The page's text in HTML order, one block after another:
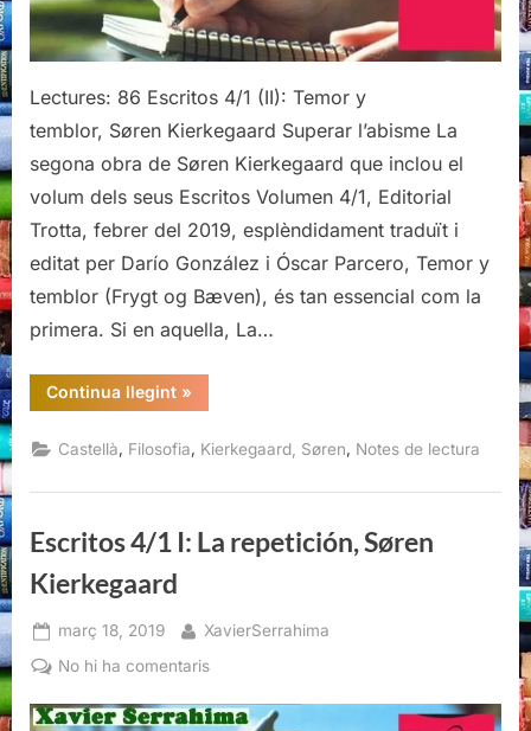
temblor,
Søren
Kierkegaard
Lectures: 86 Escritos 4/1 (II): Temor y
temblor, Søren Kierkegaard Superar l’abisme La
segona obra de Søren Kierkegaard que inclou el
volum dels seus Escritos Volumen 4/1, Editorial
Trotta, febrer del 2019, esplèndidament traduït i
editat per Darío González i Óscar Parcero, Temor y
temblor (Frygt og Bæven), és tan essencial com la
primera. Si en aquella, La…
Continua llegint“Escritos
4/1
Temor
y
Søren
»
Castellà, Filosofia, Kierkegaard, Søren, Notes de lectura
Escritos 4/1 I: La repetición, Søren
Kierkegaard
Posted
on
març 18, 2019 By
XavierSerrahima
No hi ha comentarisa
4/1